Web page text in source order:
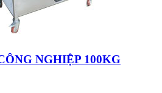
NGHIỆP 100KG